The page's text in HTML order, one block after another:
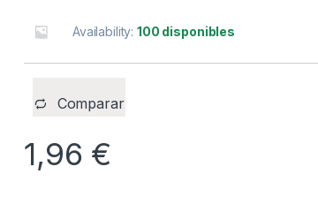
Availability:100 disponibles
Comparar
1,96 €